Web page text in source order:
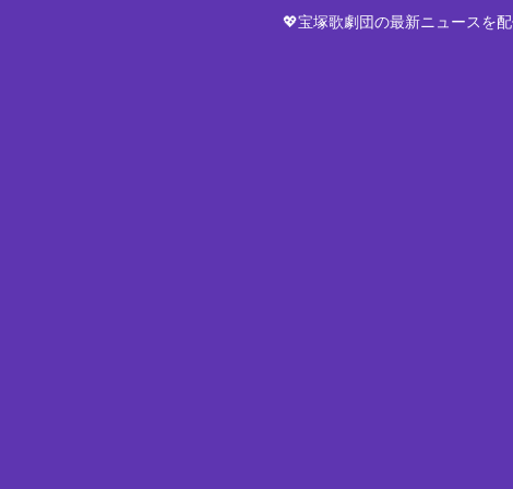
💖宝塚歌劇団の最新ニュースを